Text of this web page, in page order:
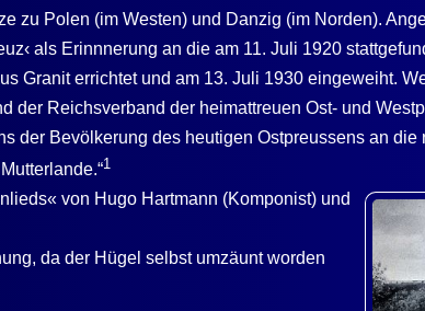
zu Polen (im Westen) und Danzig (im Norden).
als Erinnnerung an die am 11. Juli 1920
Granit errichtet und am 13. Juli 1930 eingeweiht.
der Reichsverband der heimattreuen Ost- und
der Bevölkerung des heutigen Ostpreussens an die
1
von Hugo Hartmann (Komponist) und
da der Hügel selbst umzäunt worden